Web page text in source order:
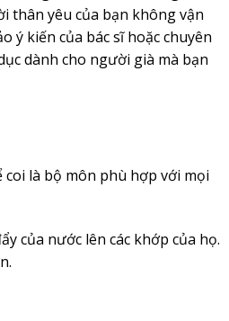
thân yêu của bạn không vận
ý kiến của bác sĩ hoặc chuyên
dành cho người già mà bạn
là bộ môn phù hợp với mọi
của nước lên các khớp của họ.